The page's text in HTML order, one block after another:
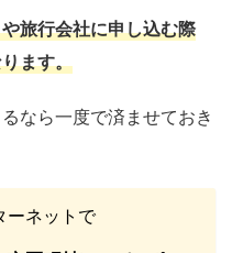
旅行会社に申し込む際
ます。
なら一度で済ませておき
ーネットで